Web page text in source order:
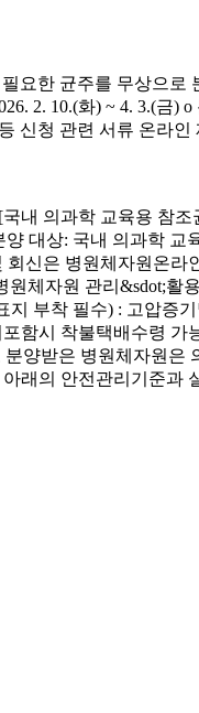
요한 균주를 무상으로
2. 10.(화) ~ 4. 3.(금) o
신청 관련 서류 온라
내 의과학 교육용 참
대상: 국내 의과학 교
신은 병원체자원온라
체자원 관리&sdot;활
부착 필수) : 고압증
함시 착불택배수령
양받은 병원체자원은
래의 안전관리기준과